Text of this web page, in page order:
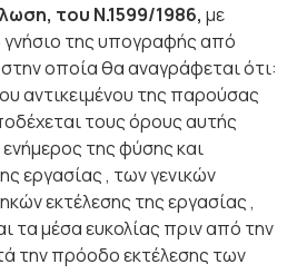
του Ν.1599/1986, με
της υπογραφής από
οποία θα αναγράφεται ότι:
αντικειμένου της παρούσας
τους όρους αυτής
της φύσης και
εργασίας , των γενικών
εκτέλεσης της εργασίας ,
τα μέσα ευκολίας πριν από την
την πρόοδο εκτέλεσης των